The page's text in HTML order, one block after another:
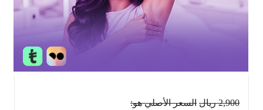
2,900 ريال السعر الأصلي هو: